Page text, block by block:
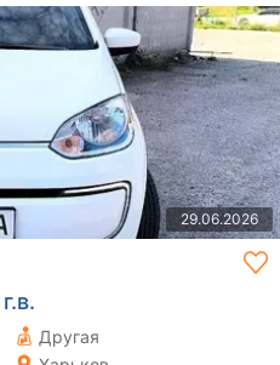
29.06.2026
Другая